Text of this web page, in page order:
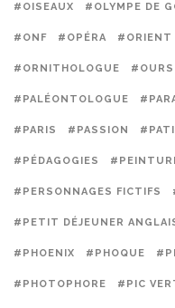
#OISEAUX #OLYMPE DE
#ONF #OPÉRA #ORIENT
#ORNITHOLOGUE #OURS
#PALÉONTOLOGUE
#PARIS #PASSION
#PÉDAGOGIES
#PERSONNAGES FICTIFS
#PETIT DÉJEUNER
#PHOENIX #PHOQUE
#PHOTOPHORE #PIC